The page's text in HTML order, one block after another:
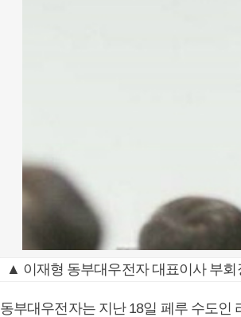
▲ 이재형 동부대우전자 대표이사 부회
동부대우전자는 지난 18일 페루 수도인